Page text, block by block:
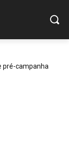
pré-campanha